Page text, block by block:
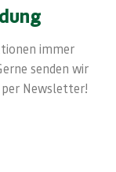
immer
senden wir
Newsletter!